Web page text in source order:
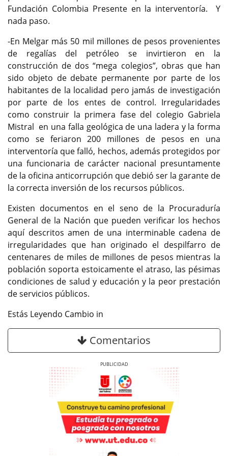
Fundación Colombia Presente en la interventoría. Y
nada paso.
-En Melgar más 50 mil millones de pesos provenientes
de regalías del petróleo se invirtieron en la
construcción de dos “mega colegios”, obras que han
sido objeto de debate permanente por parte de los
habitantes de la localidad pero jamás de investigación
por parte de los entes de control. Irregularidades
como construir la primera fase del colegio Gabriela
Mistral en una falla geológica de una ladera y la forma
como se feriaron 200 millones de pesos en una
interventoría que falló, hechos, además protegidos por
una funcionaria de carácter nacional presuntamente
de la oficina anticorrupción que debió ser la garante de
la correcta inversión de los recursos públicos.
Existen documentos en el seno de la Procuraduría
General de la Nación que pueden verificar los hechos
aquí descritos amen de una interminable cadena de
irregularidades que han originado el despilfarro de
centenares de miles de millones de pesos mientras la
población soporta estoicamente el atraso, las pésimas
condiciones de salud y educación y la peor prestación
de servicios públicos.
Estás Leyendo Cambio in
Comentarios